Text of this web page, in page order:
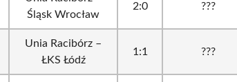
Śląsk Wrocław
2:0 ???
Unia Racibórz –
ŁKS Łódź
1:1 ???